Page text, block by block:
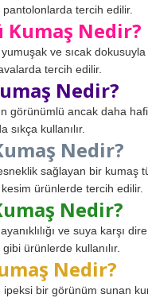
pantolonlarda tercih edilir.
Kumaş Nedir?
ve sıcak
tercih edilir.
Nedir?
görünümlü ancak daha
sıkça kullanılır.
Nedir?
sağlayan bir kumaş
ürünlerde tercih edilir.
Nedir?
ve suya karşı
ürünlerde kullanılır.
Nedir?
ipeksi bir görünüm sunan